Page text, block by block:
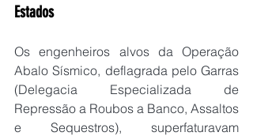
Estados
Os engenheiros alvos da Operação
Abalo Sísmico, deflagrada pelo Garras
(Delegacia Especializada de
Repressão a Roubos a Banco, Assaltos
e Sequestros), superfaturavam